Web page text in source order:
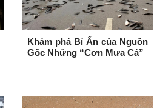
Khám phá Bí Ẩn của Nguồn
Gốc Những “Cơn Mưa Cá”